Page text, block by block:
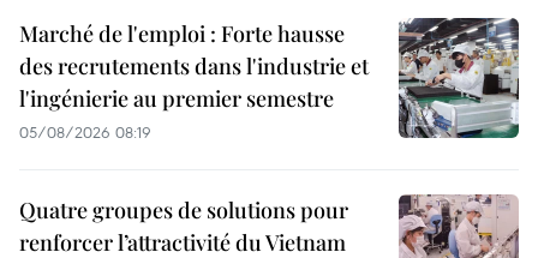
Marché de l'emploi : Forte hausse
des recrutements dans l'industrie et
l'ingénierie au premier semestre
05/08/2026 08:19
Quatre groupes de solutions pour
renforcer l’attractivité du Vietnam